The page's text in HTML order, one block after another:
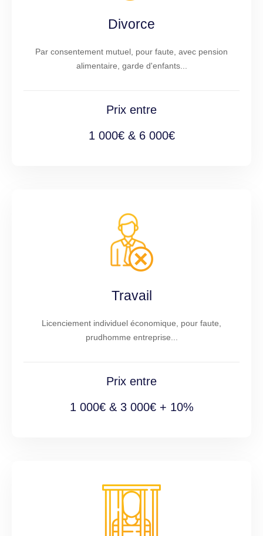
Divorce
Par consentement mutuel, pour faute, avec pension
alimentaire, garde d'enfants...
Prix entre
1 000€ & 6 000€
Travail
Licenciement individuel économique, pour faute,
prudhomme entreprise...
Prix entre
1 000€ & 3 000€ + 10%